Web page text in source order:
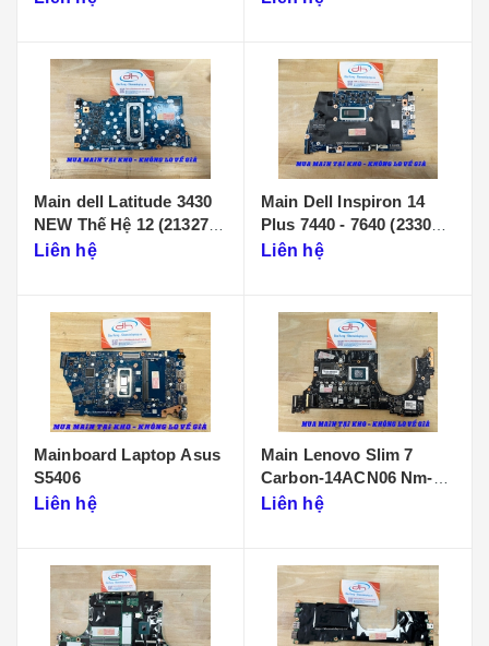
Main dell Latitude 3430
NEW Thế Hệ 12 (213274-
1)
Liên hệ
Main Dell Inspiron 14
Plus 7440 - 7640 (233086-
1)
Liên hệ
Mainboard Laptop Asus
S5406
Liên hệ
Main Lenovo Slim 7
Carbon-14ACN06 Nm-
D901
Liên hệ